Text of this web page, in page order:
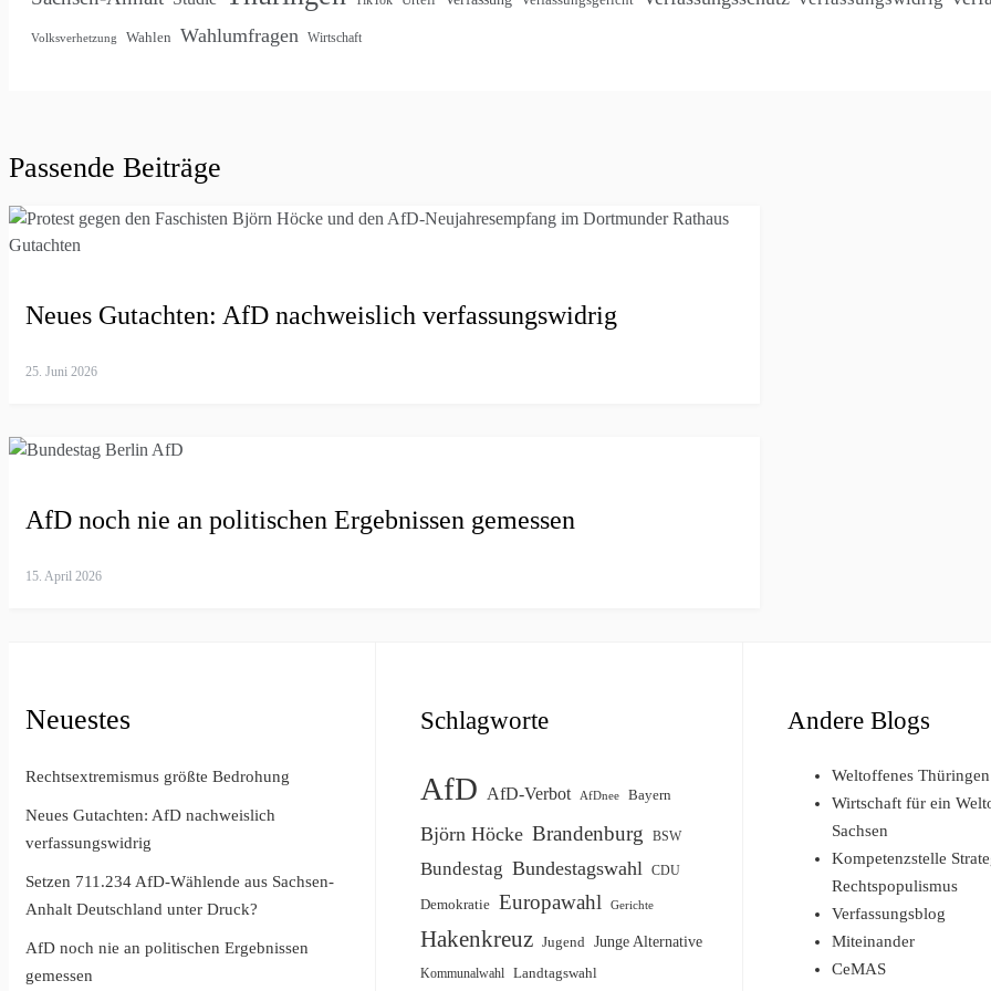
Volksverhetzung Wahlen Wahlumfragen Wirtschaft
Passende Beiträge
Neues Gutachten: AfD nachweislich verfassungswidrig
25. Juni 2026
AfD noch nie an politischen Ergebnissen gemessen
15. April 2026
Neuestes
Rechtsextremismus größte Bedrohung
Neues Gutachten: AfD nachweislich
verfassungswidrig
Setzen 711.234 AfD-Wählende aus Sachsen-
Anhalt Deutschland unter Druck?
AfD noch nie an politischen Ergebnissen
gemessen
Schlagworte
AfD AfD-Verbot AfDnee Bayern
Björn Höcke Brandenburg BSW
Bundestag Bundestagswahl CDU
Demokratie Europawahl Gerichte
Hakenkreuz Jugend Junge Alternative
Kommunalwahl Landtagswahl
Andere Blogs
Weltoffenes Thüringen
Wirtschaft für ein
Sachsen
Kompetenzstelle
Rechtspopulismus
Verfassungsblog
Miteinander
CeMAS